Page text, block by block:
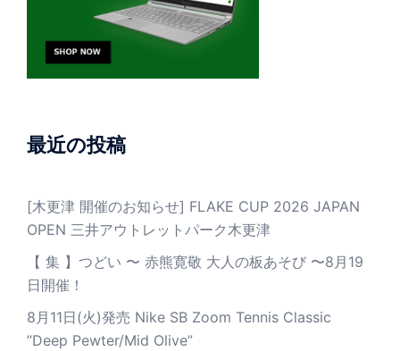
最近の投稿
[木更津 開催のお知らせ] FLAKE CUP 2026 JAPAN
OPEN 三井アウトレットパーク木更津
【 集 】つどい 〜 赤熊寛敬 大人の板あそび 〜8月19
日開催！
8月11日(火)発売 Nike SB Zoom Tennis Classic
”Deep Pewter/Mid Olive”